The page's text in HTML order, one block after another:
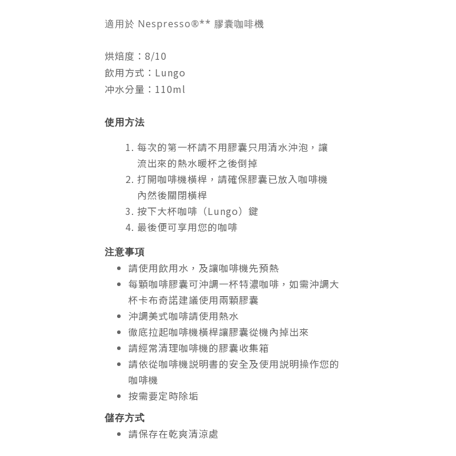
適用於 Nespresso®** 膠囊咖啡機
烘焙度：8/10
飲用方式：Lungo
冲水分量：110ml
使用方法
每次的第一杯請不用膠囊只用清水沖泡，讓
流出來的熱水暖杯之後倒掉
打開咖啡機橫桿，請確保膠囊已放入咖啡機
內然後關閉橫桿
按下大杯咖啡（Lungo）鍵
最後便可享用您的咖啡
注意事項
請使用飲用水，及讓咖啡機先預熱
每顆咖啡膠囊可沖調一杯特濃咖啡，如需沖調大
杯卡布奇諾建議使用兩顆膠囊
沖調美式咖啡請使用熱水
徹底拉起咖啡機橫桿讓膠囊從機內掉出來
請經常清理咖啡機的膠囊收集箱
請依從咖啡機説明書的安全及使用説明操作您的
咖啡機
按需要定時除垢
儲存方式
請保存在乾爽清涼處